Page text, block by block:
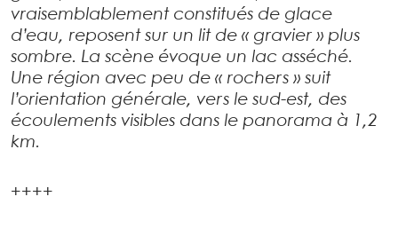
vraisemblablement constitués de glace
d’eau, reposent sur un lit de « gravier » plus
sombre. La scène évoque un lac asséché.
Une région avec peu de « rochers » suit
l’orientation générale, vers le sud-est, des
écoulements visibles dans le panorama à 1,2
km.
++++